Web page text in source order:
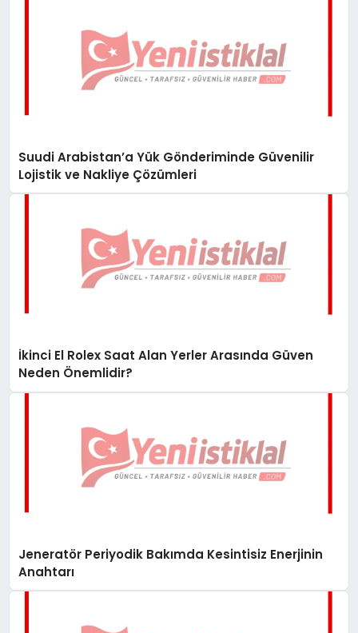
Suudi Arabistan’a Yük Gönderiminde Güvenilir
Lojistik ve Nakliye Çözümleri
İkinci El Rolex Saat Alan Yerler Arasında Güven
Neden Önemlidir?
Jeneratör Periyodik Bakımda Kesintisiz Enerjinin
Anahtarı